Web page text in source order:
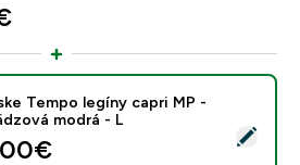
- Dámske Tempo legíny capri
Tempo legíny capri MP -
modrá - L